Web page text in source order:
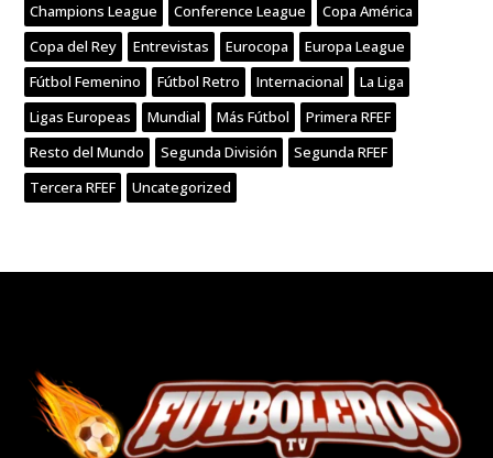
Champions League Conference League
Copa América
Copa del Rey
Entrevistas Eurocopa
Europa League
Fútbol Femenino
Fútbol Retro Internacional
La Liga
Ligas Europeas
Mundial Más Fútbol
Primera RFEF
Resto del Mundo
Segunda División
Segunda RFEF
Tercera RFEF
Uncategorized